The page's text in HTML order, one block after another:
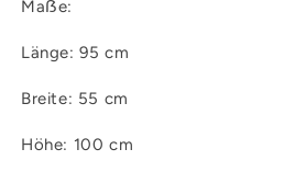
Maẞe:
Länge: 95 cm
Breite: 55 cm
Höhe: 100 cm